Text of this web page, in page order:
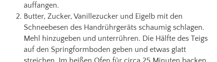
auffangen.
Butter, Zucker, Vanillezucker und Eigelb mit den
Schneebesen des Handrührgeräts schaumig schlagen.
Mehl hinzugeben und unterrühren. Die Hälfte des Teigs
auf den Springformboden geben und etwas glatt